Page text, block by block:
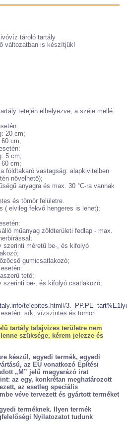
tároló tartály
változatban is készítjük!
tetején elhelyezve, a széle mellé
20 cm;
cm;
5 cm;
cm;
földtakaró vastagság: alapkivitelben
növelhető);
anyagra és max. 30 °C-ra vannak
és tömör felületre.
( elvileg fekvő hengeres is lehet);
műanyag zöldterületi fedlap - max.
szerinti méretű be-, és kifolyó
gumicsatlakozó;
tető;
szerinti be-, és kifolyó csatlakozó;
sík, vízszintes és tömör
tartály talajvizes területre nem
szüksége, kérem jelezze és
készül, egyedi termék, egyedi
az EU vonatkozó Építési
„M” jelű magyarázó irat
az egy, konkrétan meghatározott
az esetleg speciális
véve tervezett és gyártott terméket
terméknek. Ilyen termék
Nyilatozatot tudunk